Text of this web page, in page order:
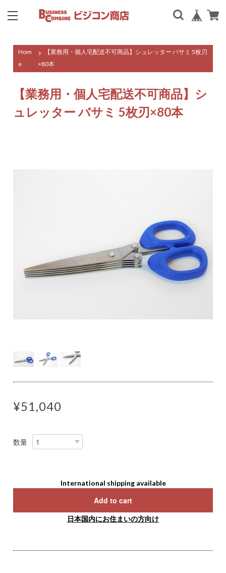
Hom
e
【業務用・個人宅配送不可商品】シュレッター バサミ 5枚刃
×80本
【業務用・個人宅配送不可商品】シ
ュレッター バサミ 5枚刃×80本
¥51,040
数量
International shipping available
Add to cart
日本国内にお住まいの方向け